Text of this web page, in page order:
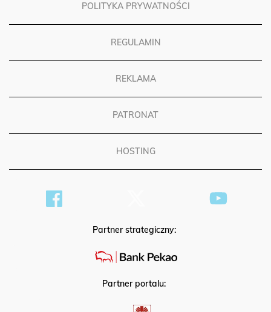
POLITYKA PRYWATNOŚCI
REGULAMIN
REKLAMA
PATRONAT
HOSTING
Partner strategiczny:
Partner portalu: